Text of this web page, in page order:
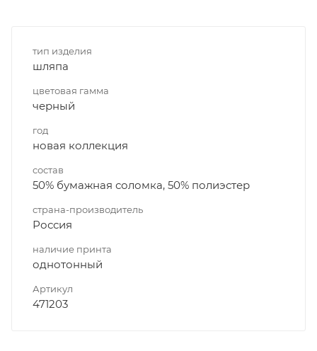
тип изделия
шляпа
цветовая гамма
черный
год
новая коллекция
состав
50% бумажная соломка, 50% полиэстер
страна-производитель
Россия
наличие принта
однотонный
Артикул
471203